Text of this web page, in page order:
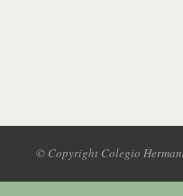
© Copyright Colegio